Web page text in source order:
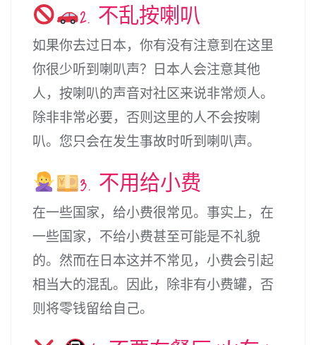
2. 不乱按喇叭
如果你去过日本，你有没有注意到在这里
你很少听到喇叭声？日本人会注意其他
人，按喇叭的声音对社区来说非常烦人。
除非非常必要，否则这里的人不会按喇
叭。您只会在发生事故时听到喇叭声。
3. 不用给小费
在一些国家，给小费很常见。事实上，在
一些国家，不给小费甚至可能是不礼貌
的。然而在日本这并不常见，小费会引起
相当大的混乱。因此，除非有小费罐，否
则将零钱留给自己。